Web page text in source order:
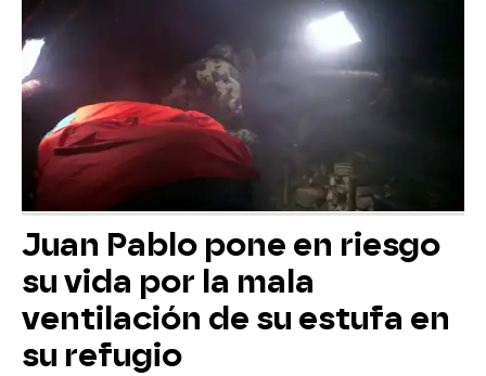
Juan Pablo pone en riesgo
su vida por la mala
ventilación de su estufa en
su refugio